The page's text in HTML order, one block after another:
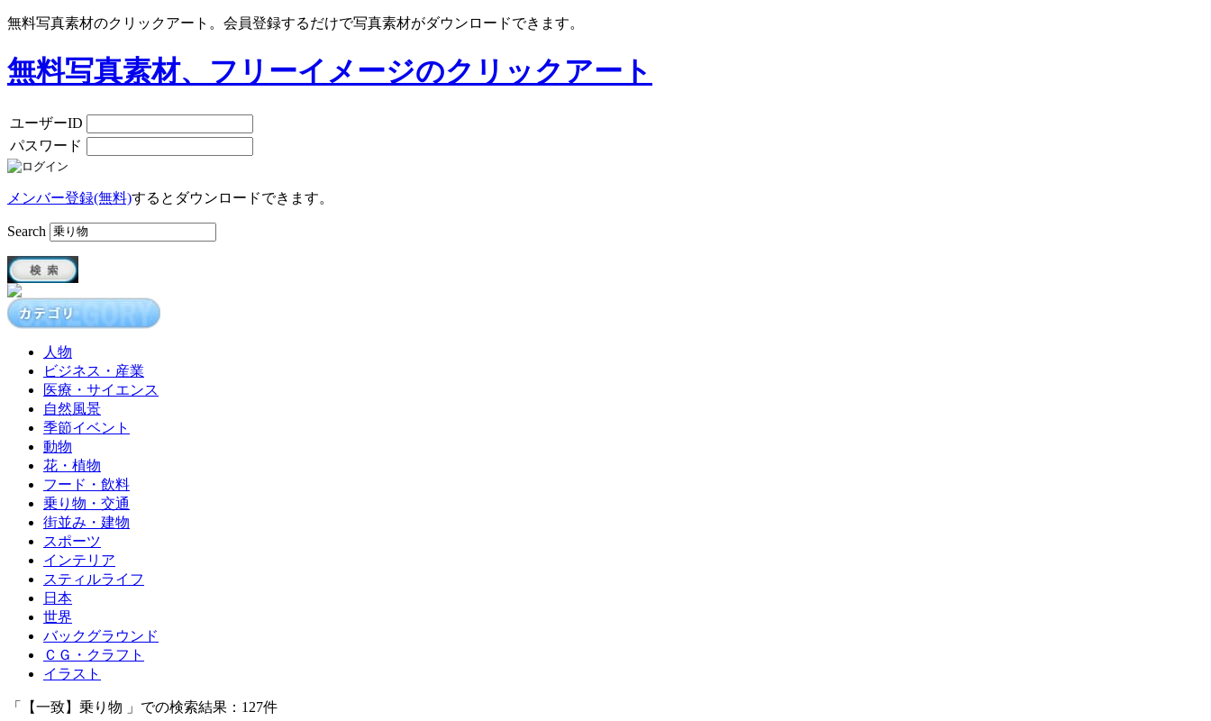
無料写真素材のクリックアート。会員登録するだけで写真素材がダウンロードできます。
無料写真素材、フリーイメージのクリックアート
ユーザーID
パスワード
メンバー登録(無料)するとダウンロードできます。
Search
人物
ビジネス・産業
医療・サイエンス
自然風景
季節イベント
動物
花・植物
フード・飲料
乗り物・交通
街並み・建物
スポーツ
インテリア
スティルライフ
日本
世界
バックグラウンド
ＣＧ・クラフト
イラスト
「【一致】乗り物 」での検索結果：127件